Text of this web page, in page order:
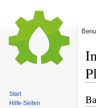
Zur
Zur
Start
Hilfe-Seiten